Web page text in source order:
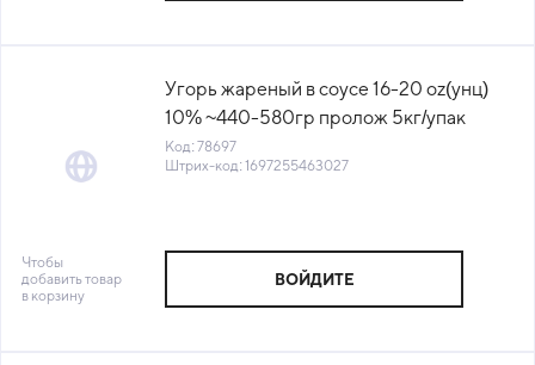
Угорь жареный в соусе 16-20 oz(унц)
10% ~440-580гр пролож 5кг/упак
3600/02002 Китай (КОД 78697) (-18°С)
Код: 78697
Штрих-код: 1697255463027
Чтобы
добавить товар
в корзину
ВОЙДИТЕ